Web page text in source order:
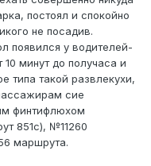
постоял и спокойно
не посадив.
появился у водителей-
10 минут до получаса и
типа такой развлекухи,
сие
финтифлюхом
851с), №11260
маршрута.